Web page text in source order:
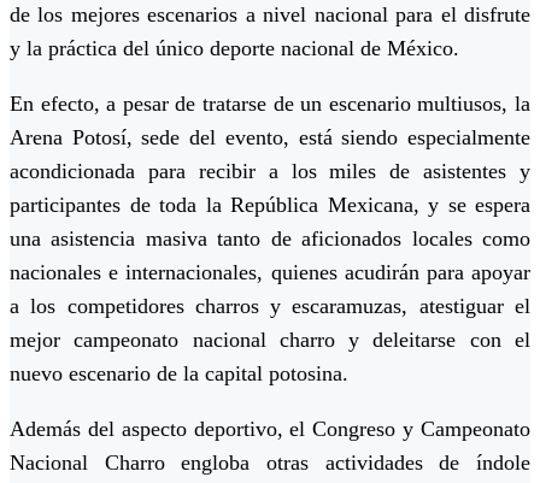
de los mejores escenarios a nivel nacional para el disfrute
y la práctica del único deporte nacional de México.
En efecto, a pesar de tratarse de un escenario multiusos, la
Arena Potosí, sede del evento, está siendo especialmente
acondicionada para recibir a los miles de asistentes y
participantes de toda la República Mexicana, y se espera
una asistencia masiva tanto de aficionados locales como
nacionales e internacionales, quienes acudirán para apoyar
a los competidores charros y escaramuzas, atestiguar el
mejor campeonato nacional charro y deleitarse con el
nuevo escenario de la capital potosina.
Además del aspecto deportivo, el Congreso y Campeonato
Nacional Charro engloba otras actividades de índole